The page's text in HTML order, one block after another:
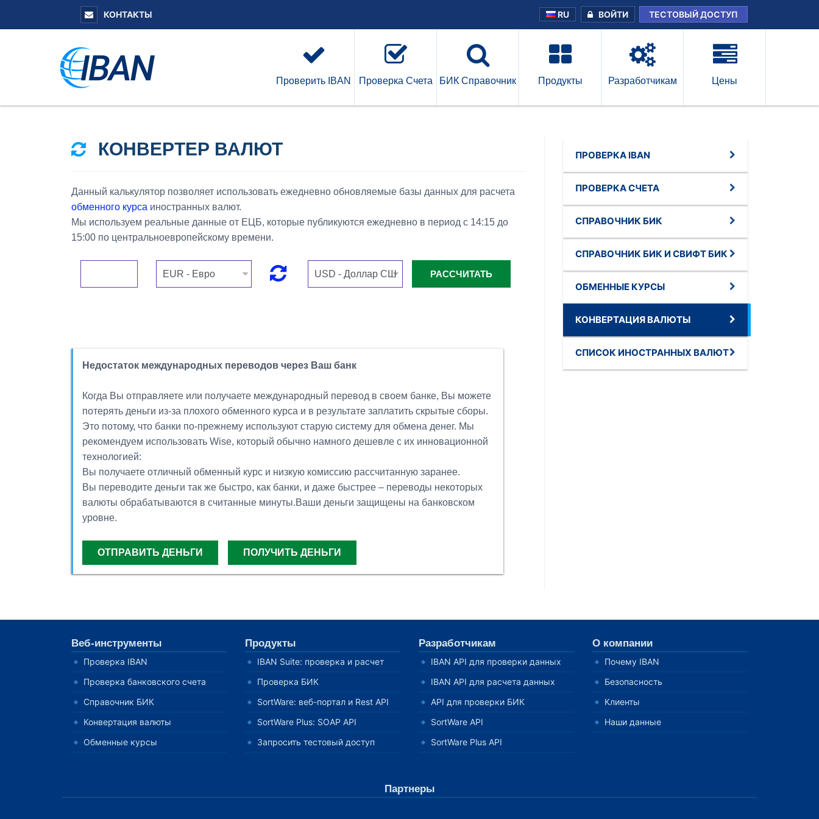
КОНТАКТЫ RU ВОЙТИ ТЕСТОВЫЙ ДОСТУП
Проверить IBAN Проверка Счета БИК Справочник Продукты Разработчикам Цены
КОНВЕРТЕР ВАЛЮТ
Данный калькулятор позволяет использовать ежедневно обновляемые базы данных для расчета
обменного курса иностранных валют.
Мы используем реальные данные от ЕЦБ, которые публикуются ежедневно в период с 14:15 до
15:00 по центральноевропейскому времени.
Недостаток международных переводов через Ваш банк
Когда Вы отправляете или получаете международный перевод в своем банке, Вы можете
потерять деньги из-за плохого обменного курса и в результате заплатить скрытые сборы.
Это потому, что банки по-прежнему используют старую систему для обмена денег. Мы
рекомендуем использовать Wise, который обычно намного дешевле с их инновационной
технологией:
Вы получаете отличный обменный курс и низкую комиссию рассчитанную заранее.
Вы переводите деньги так же быстро, как банки, и даже быстрее – переводы некоторых
валюты обрабатываются в считанные минуты.Ваши деньги защищены на банковском
уровне.
ОТПРАВИТЬ ДЕНЬГИ ПОЛУЧИТЬ ДЕНЬГИ
ПРОВЕРКА IBAN
ПРОВЕРКА СЧЕТА
СПРАВОЧНИК БИК
СПРАВОЧНИК БИК И СВИФТ БИК
ОБМЕННЫЕ КУРСЫ
КОНВЕРТАЦИЯ ВАЛЮТЫ
СПИСОК ИНОСТРАННЫХ ВАЛЮТ
Веб-инструменты
Проверка IBAN
Проверка банковского счета
Справочник БИК
Конвертация валюты
Обменные курсы
Продукты
IBAN Suite: проверка и расчет
Проверка БИК
SortWare: веб-портал и Rest API
SortWare Plus: SOAP API
Запросить тестовый доступ
Разработчикам
IBAN API для проверки данных
IBAN API для расчета данных
API для проверки БИК
SortWare API
SortWare Plus API
О компании
Почему IBAN
Безопасность
Клиенты
Наши данные
Партнеры